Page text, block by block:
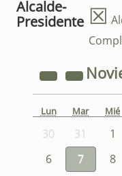
Alcalde-
Presidente ☒
Lun Mar Mié
30 31 1
6
7 8